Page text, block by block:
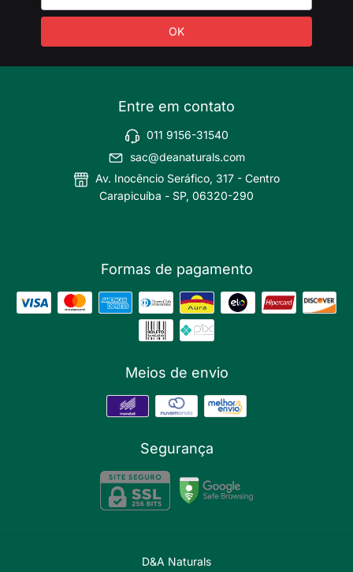
Entre em contato
011 9156-31540
sac@deanaturals.com
Av. Inocêncio Seráfico, 317 - Centro
Carapicuíba - SP, 06320-290
Formas de pagamento
Meios de envio
Segurança
D&A Naturals